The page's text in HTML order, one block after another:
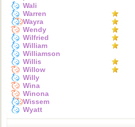
Wali
Warren
Wayra
Wendy
Wilfried
William
Williamson
Willis
Willow
Willy
Wina
Winona
Wissem
Wyatt